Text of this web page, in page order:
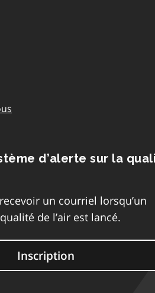
d’alerte sur la
un courriel lorsqu’un
de l’air est lancé.
Inscription